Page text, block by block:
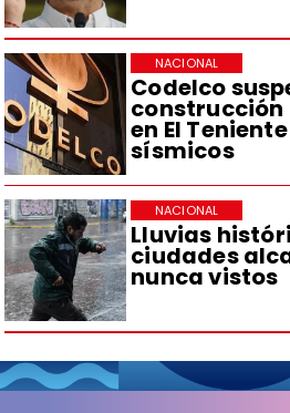
Codelco
construcción
en El
sísmicos
NACIONAL
Lluvias
ciudades
nunca vistos
NACIONAL